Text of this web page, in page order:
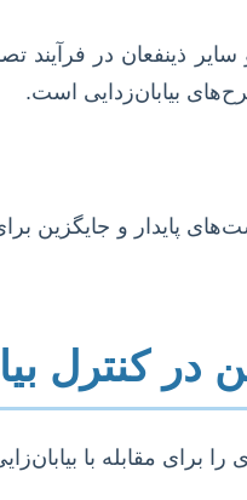
ذینفعان در فرآیند
بیابان‌زدایی است.
پایدار و جایگزین
در کنترل
برای مقابله با